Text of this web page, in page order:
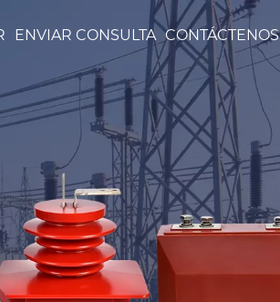
ENVIAR CONSULTA CONTÁCTENOS